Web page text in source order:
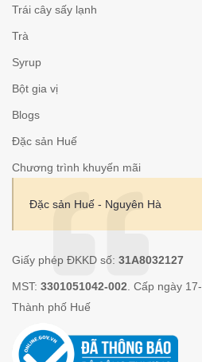
Trái cây sấy lạnh
Trà
Syrup
Bột gia vị
Blogs
Đặc sản Huế
Chương trình khuyến mãi
Đặc sản Huế - Nguyên Hà
Giấy phép ĐKKD số: 31A8032127
MST: 3301051042-002. Cấp ngày
Thành phố Huế